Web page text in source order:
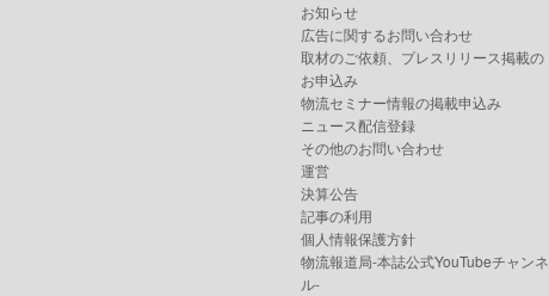
お知らせ
広告に関するお問い合わせ
取材のご依頼、プレスリリース掲載の
お申込み
物流セミナー情報の掲載申込み
ニュース配信登録
その他のお問い合わせ
運営
決算公告
記事の利用
個人情報保護方針
物流報道局-本誌公式YouTubeチャンネ
ル-